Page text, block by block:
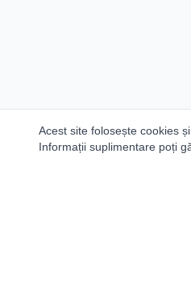
Acest site folosește cookies
Informații suplimentare poți